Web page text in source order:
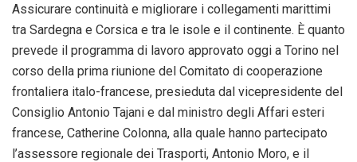
Assicurare continuità e migliorare i collegamenti marittimi
tra Sardegna e Corsica e tra le isole e il continente. È quanto
prevede il programma di lavoro approvato oggi a Torino nel
corso della prima riunione del Comitato di cooperazione
frontaliera italo-francese, presieduta dal vicepresidente del
Consiglio Antonio Tajani e dal ministro degli Affari esteri
francese, Catherine Colonna, alla quale hanno partecipato
l’assessore regionale dei Trasporti, Antonio Moro, e il